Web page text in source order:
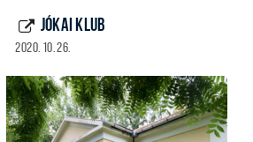
JÓKAI KLUB
2020. 10. 26.